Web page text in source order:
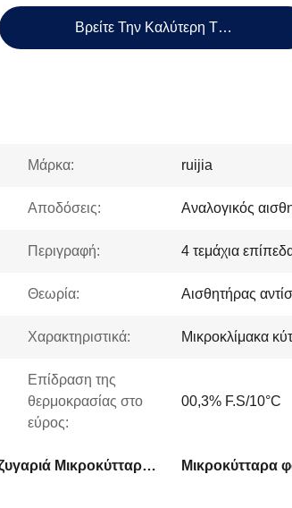
Βρείτε Την Καλύτερη Τιμή
Μάρκα: ruijia
Αποδόσεις: Αναλογικός
Περιγραφή: 4 τεμάχια
Θεωρία: Αισθητήρας
Χαρακτηριστικά: Μικροκλίμακα
Επίδραση της
θερμοκρασίας στο
εύρος:
00,3% F.S/10°C
Προσωπικά ζυγαριά Μικροκύτταρα φορτίου